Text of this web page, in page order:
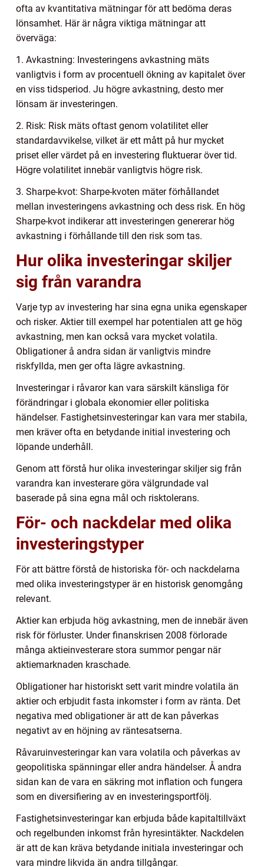
ofta av kvantitativa mätningar för att bedöma deras
lönsamhet. Här är några viktiga mätningar att
överväga:
1. Avkastning: Investeringens avkastning mäts
vanligtvis i form av procentuell ökning av kapitalet över
en viss tidsperiod. Ju högre avkastning, desto mer
lönsam är investeringen.
2. Risk: Risk mäts oftast genom volatilitet eller
standardavvikelse, vilket är ett mått på hur mycket
priset eller värdet på en investering fluktuerar över tid.
Högre volatilitet innebär vanligtvis högre risk.
3. Sharpe-kvot: Sharpe-kvoten mäter förhållandet
mellan investeringens avkastning och dess risk. En hög
Sharpe-kvot indikerar att investeringen genererar hög
avkastning i förhållande till den risk som tas.
Hur olika investeringar skiljer
sig från varandra
Varje typ av investering har sina egna unika egenskaper
och risker. Aktier till exempel har potentialen att ge hög
avkastning, men kan också vara mycket volatila.
Obligationer å andra sidan är vanligtvis mindre
riskfyllda, men ger ofta lägre avkastning.
Investeringar i råvaror kan vara särskilt känsliga för
förändringar i globala ekonomier eller politiska
händelser. Fastighetsinvesteringar kan vara mer stabila,
men kräver ofta en betydande initial investering och
löpande underhåll.
Genom att förstå hur olika investeringar skiljer sig från
varandra kan investerare göra välgrundade val
baserade på sina egna mål och risktolerans.
För- och nackdelar med olika
investeringstyper
För att bättre förstå de historiska för- och nackdelarna
med olika investeringstyper är en historisk genomgång
relevant.
Aktier kan erbjuda hög avkastning, men de innebär även
risk för förluster. Under finanskrisen 2008 förlorade
många aktieinvesterare stora summor pengar när
aktiemarknaden kraschade.
Obligationer har historiskt sett varit mindre volatila än
aktier och erbjudit fasta inkomster i form av ränta. Det
negativa med obligationer är att de kan påverkas
negativt av en höjning av räntesatserna.
Råvaruinvesteringar kan vara volatila och påverkas av
geopolitiska spänningar eller andra händelser. Å andra
sidan kan de vara en säkring mot inflation och fungera
som en diversifiering av en investeringsportfölj.
Fastighetsinvesteringar kan erbjuda både kapitaltillväxt
och regelbunden inkomst från hyresintäkter. Nackdelen
är att de kan kräva betydande initiala investeringar och
vara mindre likvida än andra tillgångar.